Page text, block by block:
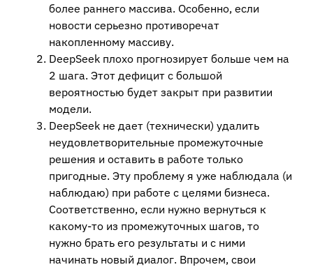
более раннего массива. Особенно, если
новости серьезно противоречат
накопленному массиву.
DeepSeek плохо прогнозирует больше чем на
2 шага. Этот дефицит с большой
вероятностью будет закрыт при развитии
модели.
DeepSeek не дает (технически) удалить
неудовлетворительные промежуточные
решения и оставить в работе только
пригодные. Эту проблему я уже наблюдала (и
наблюдаю) при работе с целями бизнеса.
Соответственно, если нужно вернуться к
какому-то из промежуточных шагов, то
нужно брать его результаты и с ними
начинать новый диалог. Впрочем, свои